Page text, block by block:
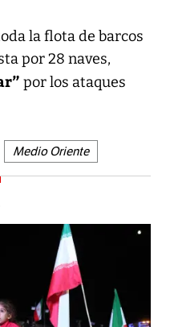
la flota de barcos
por 28 naves,
por los ataques
Medio Oriente